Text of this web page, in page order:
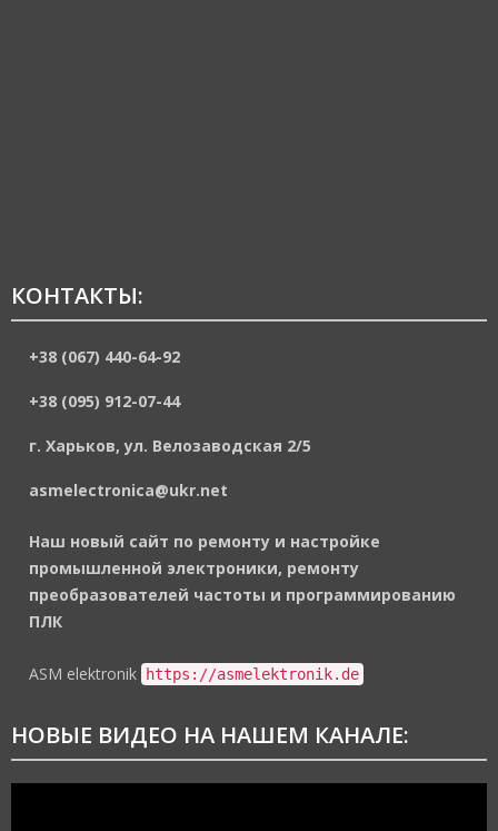
КОНТАКТЫ:
+38 (067) 440-64-92
+38 (095) 912-07-44
г. Харьков, ул. Велозаводская 2/5
asmelectronica@ukr.net
Наш новый сайт по ремонту и настройке
промышленной электроники, ремонту
преобразователей частоты и программированию
ПЛК
ASM elektronik https://asmelektronik.de
НОВЫЕ ВИДЕО НА НАШЕМ КАНАЛЕ: